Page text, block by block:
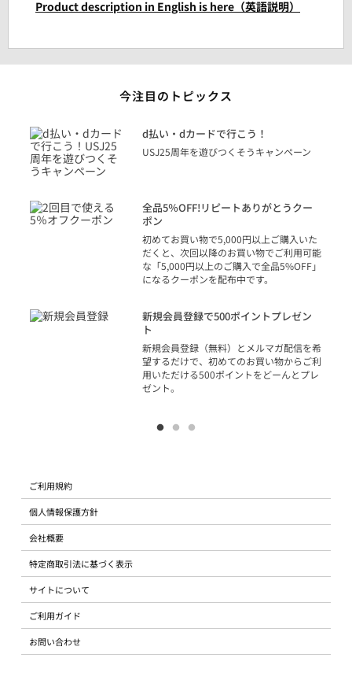
Product description in English is here（英語説明）
今注目のトピックス
d払い・dカードで行こう！
USJ25周年を遊びつくそうキャンペーン
全品5％OFF!リピートありがとうクー
ポン
初めてお買い物で5,000円以上ご購入いた
だくと、次回以降のお買い物でご利用可能
な「5,000円以上のご購入で全品5%OFF」
になるクーポンを配布中です。
新規会員登録で500ポイントプレゼン
ト
新規会員登録（無料）とメルマガ配信を希
望するだけで、初めてのお買い物からご利
用いただける500ポイントをどーんとプレ
ゼント。
ご利用規約
個人情報保護方針
会社概要
特定商取引法に基づく表示
サイトについて
ご利用ガイド
お問い合わせ